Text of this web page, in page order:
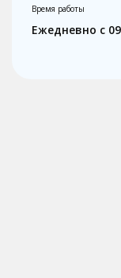
Время работы
Ежедневно с